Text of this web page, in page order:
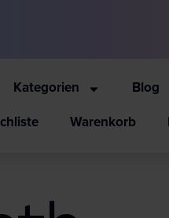
Kategorien Blog
Warenkorb